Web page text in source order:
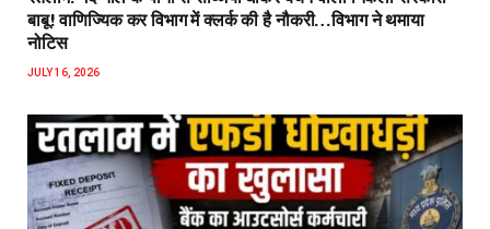
बाबू! वाणिज्यिक कर विभाग में क्लर्क की है नौकरी…विभाग ने थमाया
नोटिस
JULY 16, 2026